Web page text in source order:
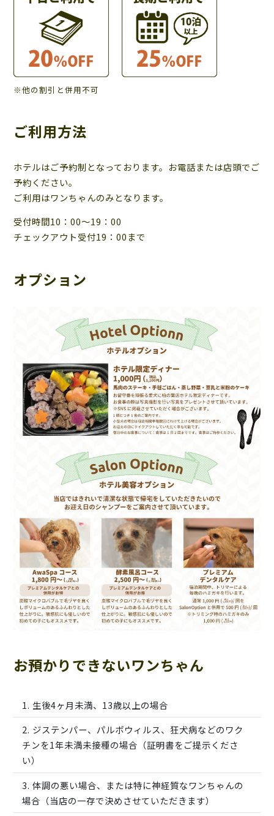
※他の割引と併用不可
ご利用方法
ホテルはご予約制となっております。お電話または店頭でご
予約ください。
ご利用はワンちゃんのみとなります。
受付時間10：00～19：00
チェックアウト受付19：00まで
オプション
お預かりできないワンちゃん
生後4ヶ月未満、13歳以上の場合
ジステンパー、パルボウィルス、狂犬病などのワク
チンを1年未満未接種の場合（証明書をご提示くださ
い）
体調の悪い場合、または特に神経質なワンちゃんの
場合（当店の一存で決めさせていただきます）